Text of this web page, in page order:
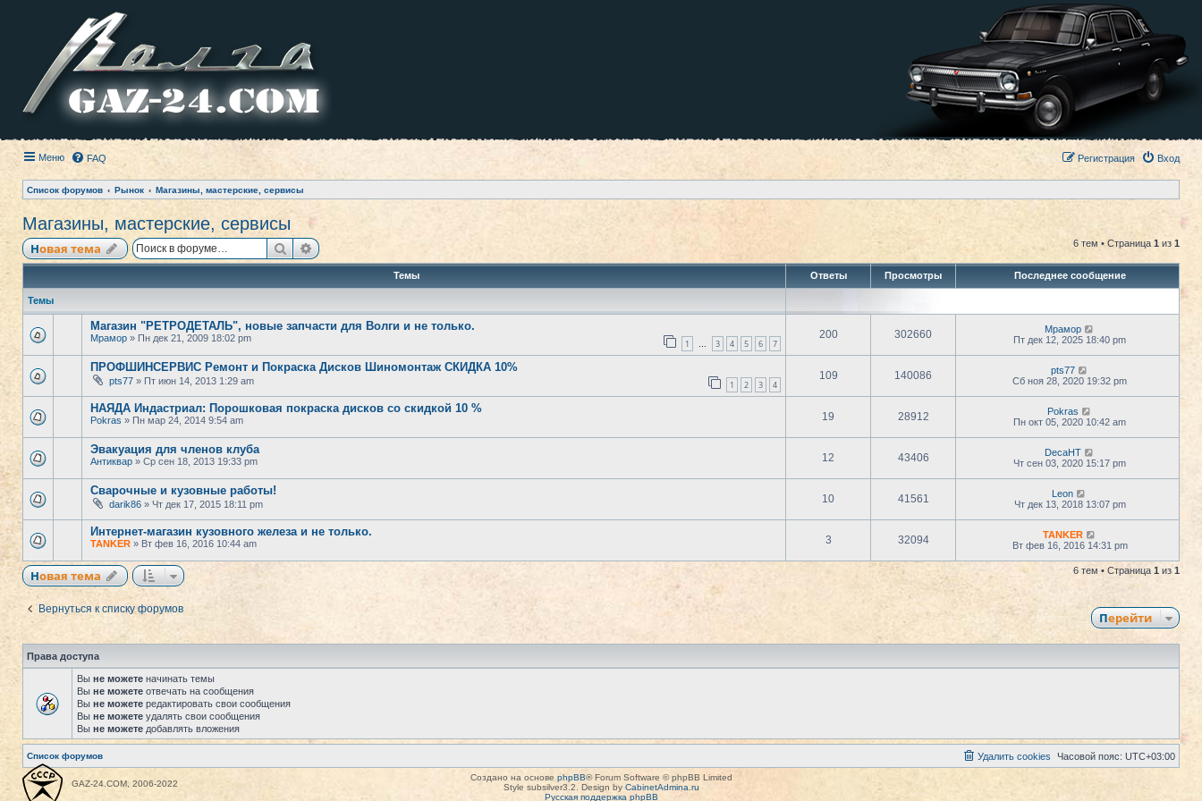
Меню FAQ Вход
Регистрация
Список форумов Рынок Магазины, мастерские, сервисы
Магазины, мастерские, сервисы
Новая тема ПоискРасширенный поиск 6 тем • Страница 1 из 1
Темы Ответы Просмотры Последнее сообщение
Темы
Магазин "РЕТРОДЕТАЛЬ", новые запчасти для Волги и не только.
Мрамор » Пн дек 21, 2009 18:02 pm 1 … 3 4 5 6 7
200 302660
Мрамор
Пт дек 12, 2025 18:40 pm
ПРОФШИНСЕРВИС Ремонт и Покраска Дисков Шиномонтаж СКИДКА 10%
pts77 » Пт июн 14, 2013 1:29 am 1 2 3 4
109 140086
pts77
Сб ноя 28, 2020 19:32 pm
НАЯДА Индастриал: Порошковая покраска дисков со скидкой 10 %
Pokras » Пн мар 24, 2014 9:54 am 19 28912
Pokras
Пн окт 05, 2020 10:42 am
Эвакуация для членов клуба
Антиквар » Ср сен 18, 2013 19:33 pm 12 43406
DecaHT
Чт сен 03, 2020 15:17 pm
Сварочные и кузовные работы!
darik86 » Чт дек 17, 2015 18:11 pm 10 41561
Leon
Чт дек 13, 2018 13:07 pm
Интернет-магазин кузовного железа и не только.
TANKER » Вт фев 16, 2016 10:44 am 3 32094
TANKER
Вт фев 16, 2016 14:31 pm
Новая тема 6 тем • Страница 1 из 1
Вернуться к списку форумов
Перейти
Права доступа
Вы не можете начинать темы
Вы не можете отвечать на сообщения
Вы не можете редактировать свои сообщения
Вы не можете удалять свои сообщения
Вы не можете добавлять вложения
Список форумов Часовой пояс: UTC+03:00
Удалить cookies
GAZ-24.COM, 2006-2022
Создано на основе phpBB® Forum Software © phpBB Limited
Style subsilver3.2. Design by CabinetAdmina.ru
Русская поддержка phpBB